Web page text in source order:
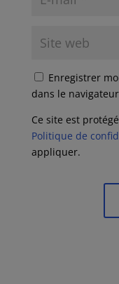
Enregistrer
dans le
Ce site est
Politique de
appliquer.